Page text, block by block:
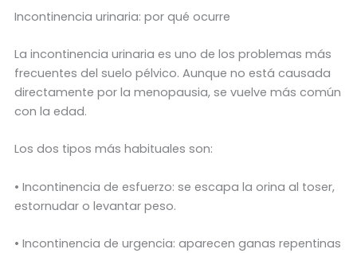
Incontinencia urinaria: por qué ocurre
La incontinencia urinaria es uno de los problemas más
frecuentes del suelo pélvico. Aunque no está causada
directamente por la menopausia, se vuelve más común
con la edad.
Los dos tipos más habituales son:
• Incontinencia de esfuerzo: se escapa la orina al toser,
estornudar o levantar peso.
• Incontinencia de urgencia: aparecen ganas repentinas